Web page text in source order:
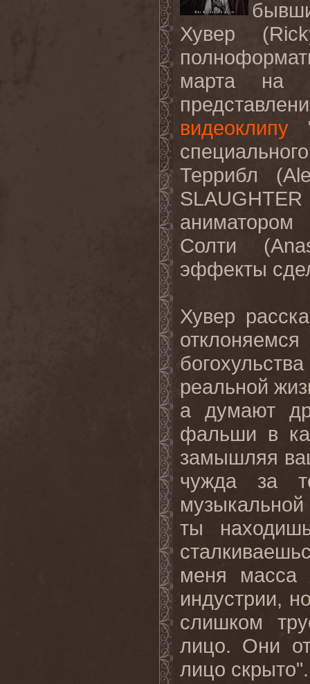
Хувер
марта на
видеоклипу
Террибл (
SLAUGHTER
аниматором
Солти (
эффекты
Хувер
реальной
а думают
фальши в
замышляя
чужда за
ты
меня масса
индустрии,
слишком
лицо. Они
лицо скрыто".